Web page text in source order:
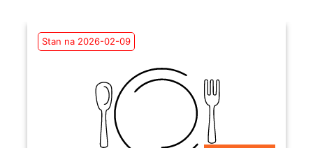
Stan na 2026-02-09